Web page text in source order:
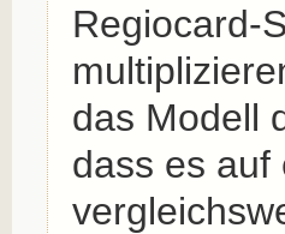
Regiocard-
das Modell
dass es auf